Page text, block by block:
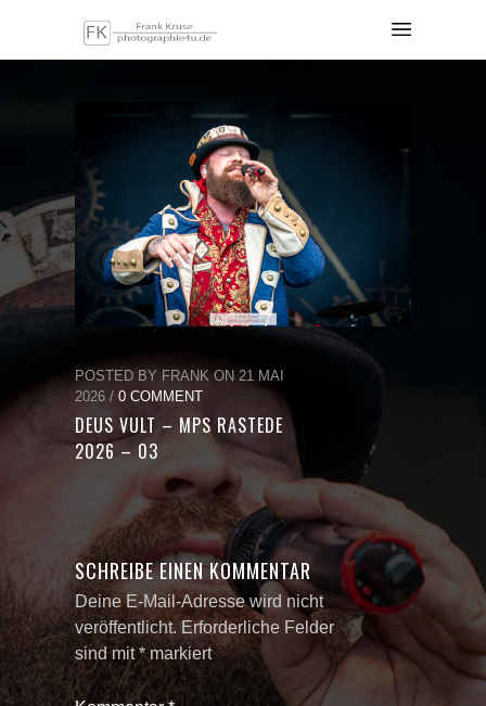
POSTED BY FRANK ON 21 MAI
2026 / 0 COMMENT
DEUS VULT – MPS RASTEDE
2026 – 03
SCHREIBE EINEN KOMMENTAR
Deine E-Mail-Adresse wird nicht
veröffentlicht. Erforderliche Felder
sind mit*markiert